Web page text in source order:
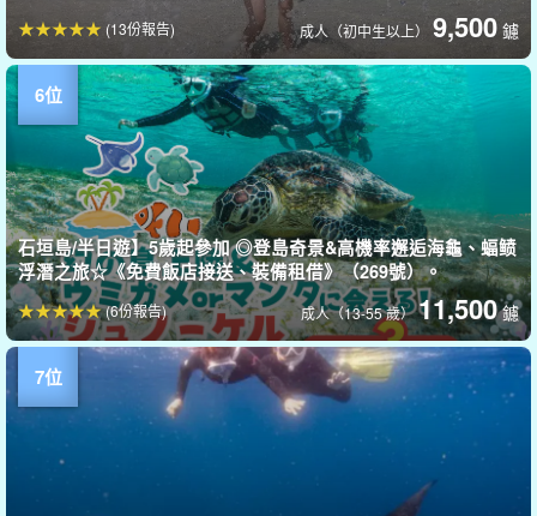
成人（初中生以上） 9,500 鑢
(13份報告)
石垣島/半日遊】5歲起參加 ◎登島奇景&高機率邂逅海龜、蝠鲼
浮潛之旅☆《免費飯店接送、裝備租借》（269號）。
成人（13-55 歲）11,500 鑢
(6份報告)